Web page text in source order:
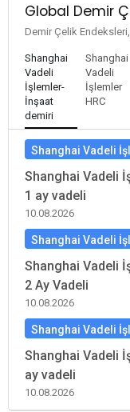
Global Demir
Demir Çelik
Shanghai
Vadeli
İşlemler-
İnşaat
demiri
Shanghai
Vadeli
İşlemler
HRC
Shanghai Vadeli
Shanghai Vadeli
1 ay vadeli
10.08.2026
Shanghai Vadeli
Shanghai Vadeli
2 Ay Vadeli
10.08.2026
Shanghai Vadeli
Shanghai Vadeli
ay vadeli
10.08.2026